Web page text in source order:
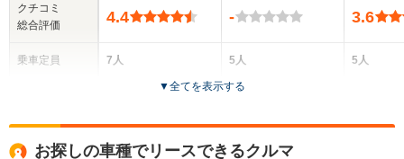
クチコミ
総合評価
乗車定員
4.4
7人
全高
1.64m～1.65m
-
5人
5ドア
全高
1.45m～1.47m
3.6
5人
▼全てを表示する
お探しの車種でリースできるクルマ